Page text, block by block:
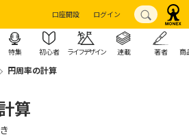
口座開設 ログイン
特集 初心者 ライフデザイン 連載 著者 商
円周率の計算
算